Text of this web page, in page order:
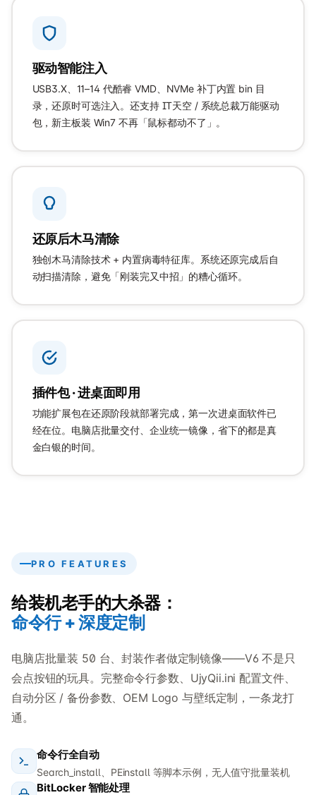
驱动智能注入
USB3.X、11–14 代酷睿 VMD、NVMe 补丁内置 bin 目
录，还原时可选注入。还支持 IT天空 / 系统总裁万能驱动
包，新主板装 Win7 不再「鼠标都动不了」。
还原后木马清除
独创木马清除技术 + 内置病毒特征库。系统还原完成后自
动扫描清除，避免「刚装完又中招」的糟心循环。
插件包 · 进桌面即用
功能扩展包在还原阶段就部署完成，第一次进桌面软件已
经在位。电脑店批量交付、企业统一镜像，省下的都是真
金白银的时间。
PRO FEATURES
给装机老手的大杀器：
命令行 + 深度定制
电脑店批量装 50 台、封装作者做定制镜像——V6 不是只
会点按钮的玩具。完整命令行参数、UjyQii.ini 配置文件、
自动分区 / 备份参数、OEM Logo 与壁纸定制，一条龙打
通。
命令行全自动
Search_install、PEinstall 等脚本示例，无人值守批量装机
BitLocker 智能处理